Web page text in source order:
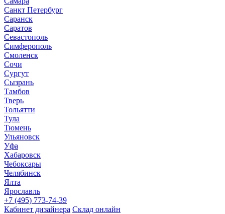
Санкт Петербург
Саранск
Саратов
Севастополь
Симферополь
Смоленск
Сочи
Сургут
Сызрань
Тамбов
Тверь
Тольятти
Тула
Тюмень
Ульяновск
Уфа
Хабаровск
Чебоксары
Челябинск
Ялта
Ярославль
+7 (495) 773-74-39
Кабинет дизайнера Склад онлайн